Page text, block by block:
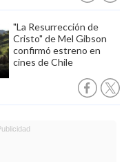
"La Resurrección de
Cristo" de Mel Gibson
confirmó estreno en
cines de Chile